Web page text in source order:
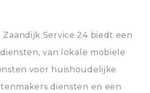
Service 24 biedt een
van lokale mobiele
voor huishoudelijke
diensten en een